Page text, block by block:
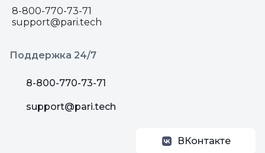
8-800-770-73-71
support@pari.tech
Поддержка 24/7
8-800-770-73-71
support@pari.tech
ВКонтакте